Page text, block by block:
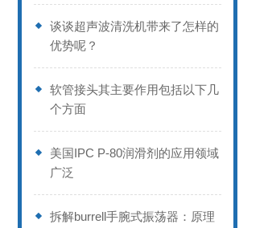
谈谈超声波清洗机带来了怎样的
优势呢？
软管接头其主要作用包括以下几
个方面
美国IPC P-80润滑剂的应用领域
广泛
拆解burrell手腕式振荡器：原理